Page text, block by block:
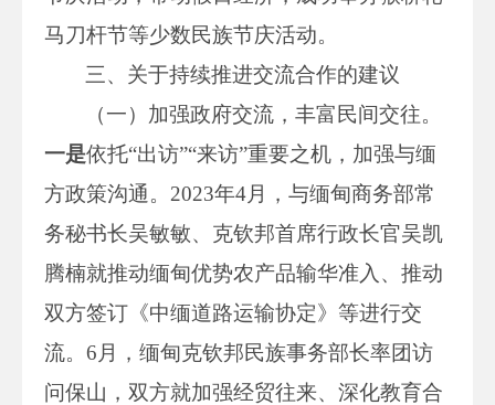
马刀杆节等少数民族节庆活动。
三、关于持续推进交流合作的建议
（一）加强政府交流，丰富民间交往。
一是依托“出访”“来访”重要之机，加强与缅
方政策沟通。2023年4月，与缅甸商务部常
务秘书长吴敏敏、克钦邦首席行政长官吴凯
腾楠就推动缅甸优势农产品输华准入、推动
双方签订《中缅道路运输协定》等进行交
流。6月，缅甸克钦邦民族事务部长率团访
问保山，双方就加强经贸往来、深化教育合